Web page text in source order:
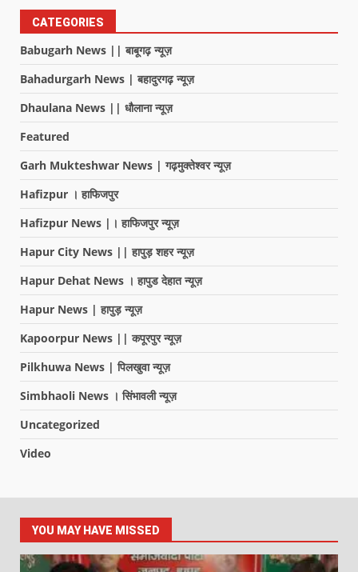
CATEGORIES
Babugarh News || बाबूगढ़ न्यूज़
Bahadurgarh News | बहादुरगढ़ न्यूज़
Dhaulana News || धौलाना न्यूज़
Featured
Garh Mukteshwar News | गढ़मुक्तेश्वर न्यूज़
Hafizpur । हाफिजपुर
Hafizpur News |। हाफिजपुर न्यूज़
Hapur City News || हापुड़ शहर न्यूज़
Hapur Dehat News । हापुड देहात न्यूज़
Hapur News | हापुड़ न्यूज़
Kapoorpur News || कपूरपुर न्यूज़
Pilkhuwa News | पिलखुवा न्यूज़
Simbhaoli News । सिंभावली न्यूज़
Uncategorized
Video
YOU MAY HAVE MISSED